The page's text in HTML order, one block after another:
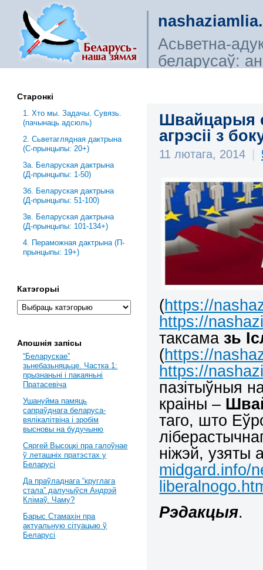
Асьветна-
беларусаў:
Швайцарыя
агрэсіі з
11 лютага, 2014 |
(https://
https://
таксама зь
(https://
https://
пазітыўныя
краіны –
таго, што
ніжэй,
midgard.info/
Рэдакцыя.
Старонкі
1. Хто мы. Задачы. Сувязь.
(пачынаць адсюль)
2. Сьветаглядная дактрына
(С-прынцыпы: 20+)
3a. Беларуская дактрына
(Д-прынцыпы: 1-50)
3б. Беларуская дактрына
(Д-прынцыпы: 51-100)
3в. Беларуская дактрына
(Д-прынцыпы: 101-134+)
4. Пераможная дактрына (П-
прынцыпы: 19+)
Катэгорыі
Апошнія запісы
“Беларускае”
зьнебазьняцьце. Частка 1:
прызнаньні і пакаяньні
Пратасевіча
Ушануйма памяць
сапраўднага беларуса-
вялікалітвіна і зробім
высновы на будучыню
Сяргей Высоцкі пра галоўнае
ў леташніх пратэстах у
Беларусі
Да праўладнага “круглага
стала” далучыўся Андрэй
Клімаў. Чаму?
Барыс Стамахін пра
актуальную сітуацыю ў
Беларусі